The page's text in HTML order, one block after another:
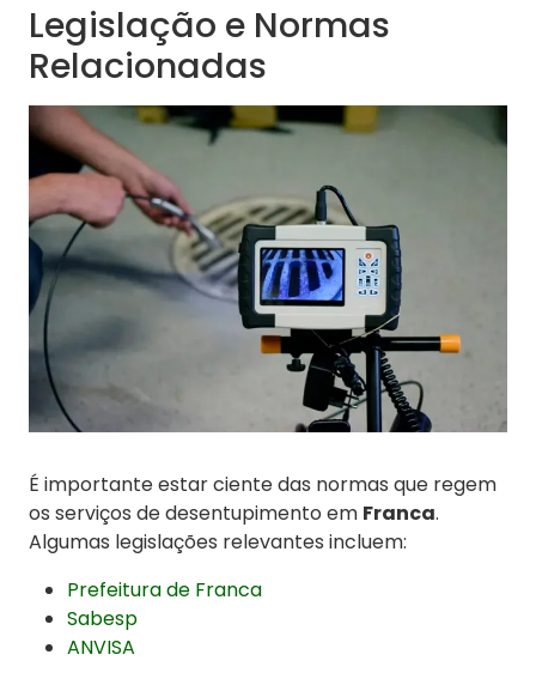
Legislação e Normas
Relacionadas
É importante estar ciente das normas que regem
os serviços de desentupimento em Franca.
Algumas legislações relevantes incluem:
Prefeitura de Franca
Sabesp
ANVISA